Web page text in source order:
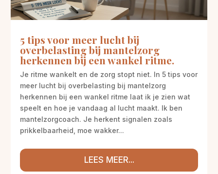
5 tips voor meer lucht bij
overbelasting bij mantelzorg
herkennen bij een wankel ritme.
Je ritme wankelt en de zorg stopt niet. In 5 tips voor
meer lucht bij overbelasting bij mantelzorg
herkennen bij een wankel ritme laat ik je zien wat
speelt en hoe je vandaag al lucht maakt. Ik ben
mantelzorgcoach. Je herkent signalen zoals
prikkelbaarheid, moe wakker...
LEES MEER...